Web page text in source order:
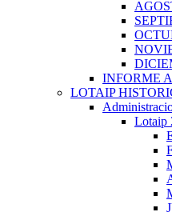
INFORME
LOTAIP
Lotaip